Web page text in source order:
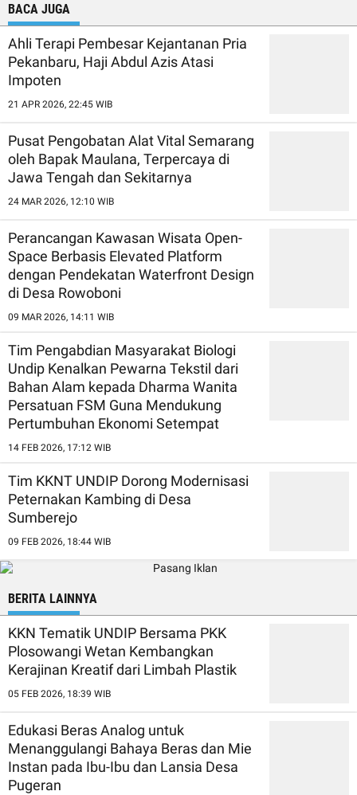
BACA JUGA
Ahli Terapi Pembesar Kejantanan Pria
Pekanbaru, Haji Abdul Azis Atasi
Impoten
21 APR 2026, 22:45 WIB
Pusat Pengobatan Alat Vital Semarang
oleh Bapak Maulana, Terpercaya di
Jawa Tengah dan Sekitarnya
24 MAR 2026, 12:10 WIB
Perancangan Kawasan Wisata Open-
Space Berbasis Elevated Platform
dengan Pendekatan Waterfront Design
di Desa Rowoboni
09 MAR 2026, 14:11 WIB
Tim Pengabdian Masyarakat Biologi
Undip Kenalkan Pewarna Tekstil dari
Bahan Alam kepada Dharma Wanita
Persatuan FSM Guna Mendukung
Pertumbuhan Ekonomi Setempat
14 FEB 2026, 17:12 WIB
Tim KKNT UNDIP Dorong Modernisasi
Peternakan Kambing di Desa
Sumberejo
09 FEB 2026, 18:44 WIB
BERITA LAINNYA
KKN Tematik UNDIP Bersama PKK
Plosowangi Wetan Kembangkan
Kerajinan Kreatif dari Limbah Plastik
05 FEB 2026, 18:39 WIB
Edukasi Beras Analog untuk
Menanggulangi Bahaya Beras dan Mie
Instan pada Ibu-Ibu dan Lansia Desa
Pugeran